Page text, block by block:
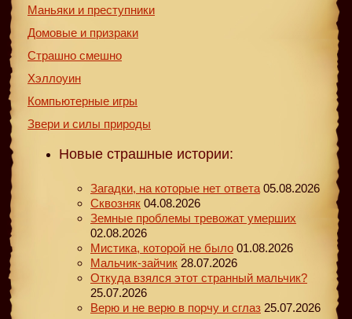
Маньяки и преступники
Домовые и призраки
Страшно смешно
Хэллоуин
Компьютерные игры
Звери и силы природы
Новые страшные истории:
Загадки, на которые нет ответа 05.08.2026
Сквозняк 04.08.2026
Земные проблемы тревожат умерших
02.08.2026
Мистика, которой не было 01.08.2026
Мальчик-зайчик 28.07.2026
Откуда взялся этот странный мальчик?
25.07.2026
Верю и не верю в порчу и сглаз 25.07.2026